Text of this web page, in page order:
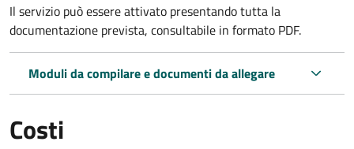
Il servizio può essere attivato presentando tutta la
documentazione prevista, consultabile in formato PDF.
Moduli da compilare e documenti da allegare
Costi